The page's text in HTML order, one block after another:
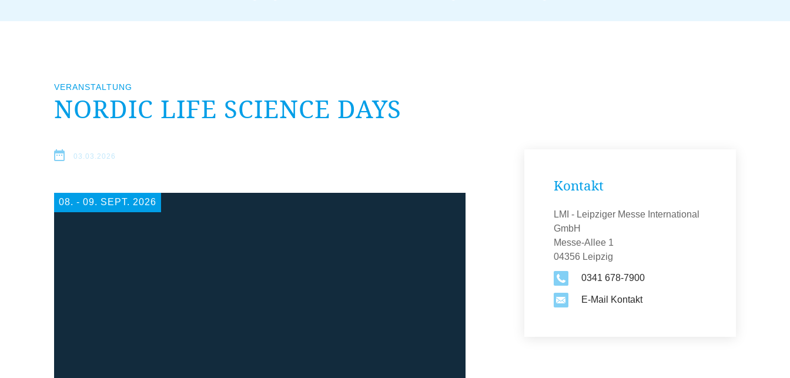
VERANSTALTUNG
NORDIC LIFE SCIENCE DAYS
03.03.2026
08. ‐ 09. SEPT. 2026
Kontakt
LMI - Leipziger Messe International
GmbH
Messe-Allee 1
04356 Leipzig
0341 678-7900
E-Mail Kontakt